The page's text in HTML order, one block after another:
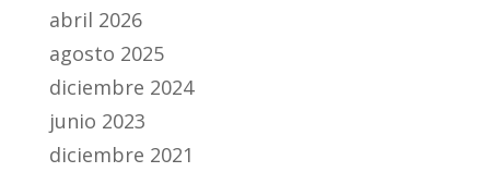
abril 2026
agosto 2025
diciembre 2024
junio 2023
diciembre 2021